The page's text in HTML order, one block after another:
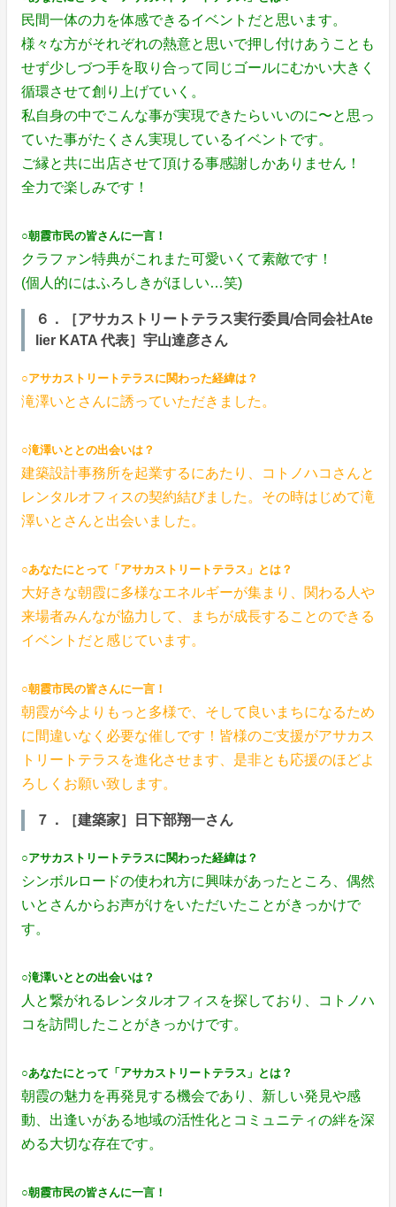
民間一体の力を体感できるイベントだと思います。
様々な方がそれぞれの熱意と思いで押し付けあうことも
せず少しづつ手を取り合って同じゴールにむかい大きく
循環させて創り上げていく。
私自身の中でこんな事が実現できたらいいのに〜と思っ
ていた事がたくさん実現しているイベントです。
ご縁と共に出店させて頂ける事感謝しかありません！
全力で楽しみです！
○朝霞市民の皆さんに一言！
クラファン特典がこれまた可愛いくて素敵です！
(個人的にはふろしきがほしい…笑)
６．［アサカストリートテラス実行委員/合同会社Ate
lier KATA 代表］宇山達彦さん
○アサカストリートテラスに関わった経緯は？
滝澤いとさんに誘っていただきました。
○滝澤いととの出会いは？
建築設計事務所を起業するにあたり、コトノハコさんと
レンタルオフィスの契約結びました。その時はじめて滝
澤いとさんと出会いました。
○あなたにとって「アサカストリートテラス」とは？
大好きな朝霞に多様なエネルギーが集まり、関わる人や
来場者みんなが協力して、まちが成長することのできる
イベントだと感じています。
○朝霞市民の皆さんに一言！
朝霞が今よりもっと多様で、そして良いまちになるため
に間違いなく必要な催しです！皆様のご支援がアサカス
トリートテラスを進化させます、是非とも応援のほどよ
ろしくお願い致します。
７．［建築家］日下部翔一さん
○アサカストリートテラスに関わった経緯は？
シンボルロードの使われ方に興味があったところ、偶然
いとさんからお声がけをいただいたことがきっかけで
す。
○滝澤いととの出会いは？
人と繋がれるレンタルオフィスを探しており、コトノハ
コを訪問したことがきっかけです。
○あなたにとって「アサカストリートテラス」とは？
朝霞の魅力を再発見する機会であり、新しい発見や感
動、出逢いがある地域の活性化とコミュニティの絆を深
める大切な存在です。
○朝霞市民の皆さんに一言！